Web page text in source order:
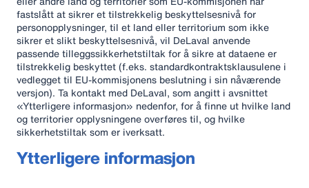
fastslått at sikrer et tilstrekkelig beskyttelsesnivå for
personopplysninger, til et land eller territorium som ikke
sikrer et slikt beskyttelsesnivå, vil DeLaval anvende
passende tilleggssikkerhetstiltak for å sikre at dataene er
tilstrekkelig beskyttet (f.eks. standardkontraktsklausulene i
vedlegget til EU-kommisjonens beslutning i sin nåværende
versjon). Ta kontakt med DeLaval, som angitt i avsnittet
«Ytterligere informasjon» nedenfor, for å finne ut hvilke land
og territorier opplysningene overføres til, og hvilke
sikkerhetstiltak som er iverksatt.
Ytterligere informasjon